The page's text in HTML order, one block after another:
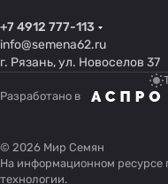
+7 4912 777-113
info@semena62.ru
г. Рязань, ул. Новоселов 37
Разработано в
© 2026 Мир Семян
На информационном ресурсе
технологии.